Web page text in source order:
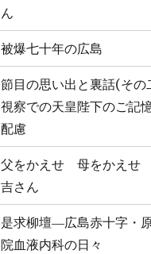
ん
被爆七十年の広島
節目の思い出と裏話(その
視察での天皇陛下のご記
配慮
父をかえせ 母をかえせ
吉さん
是求柳壇―広島赤十字・
院血液内科の日々